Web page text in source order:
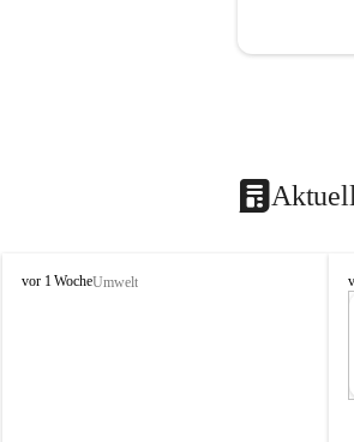
V
vor 1 WocheUmwelt